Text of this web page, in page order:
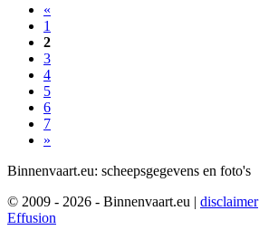
«
1
2
3
4
5
6
7
»
Binnenvaart.eu: scheepsgegevens en foto's
© 2009 - 2026 - Binnenvaart.eu | disclaimer
Effusion